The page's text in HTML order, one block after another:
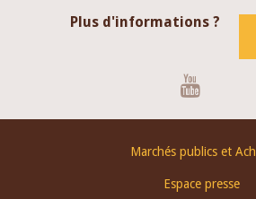
Plus d'informations ?
Marchés publics et
Espace presse